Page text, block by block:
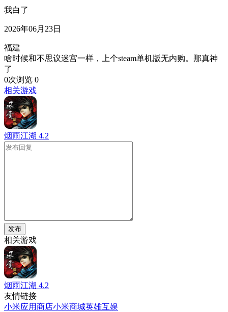
我白了
2026年06月23日
福建
啥时候和不思议迷宫一样，上个steam单机版无内购。那真神
了
0次浏览 0
相关游戏
烟雨江湖 4.2
发布
相关游戏
烟雨江湖 4.2
友情链接
小米应用商店小米商城英雄互娱